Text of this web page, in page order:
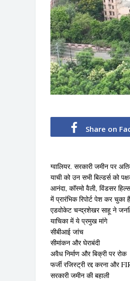
Share on
ग्वालियर. सरकारी जमीन पर
याची को उन सभी बिल्डर्स को
आनंदा, कॉस्मो वैली, विंडसर
में प्रारंभिक रिपोर्ट पेश कर
एडवोकेट चन्द्रशेखर साहू ने
याचिका में ये प्रमुख मांगे
सीबीआई जांच
सीमांकन और घेराबंदी
अवैध निर्माण और बिक्री पर रोक
फर्जी रजिस्ट्री रद्द करना और
सरकारी जमीन की बहाली